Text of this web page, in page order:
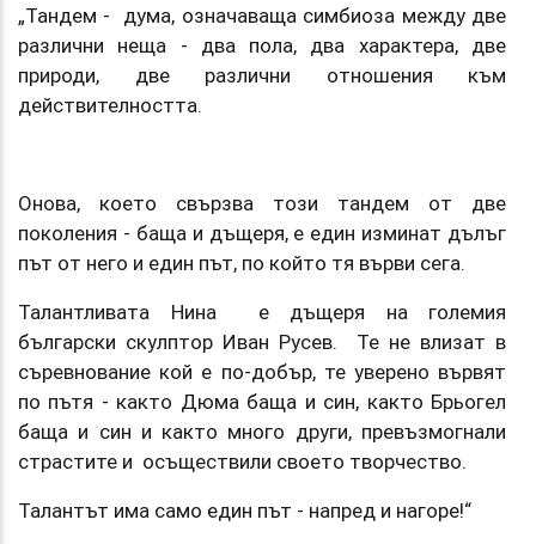
„Тандем - дума, означаваща симбиоза между две
различни неща - два пола, два характера, две
природи, две различни отношения към
действителността.
Онова, което свързва този тандем от две
поколения - баща и дъщеря, е един изминат дълъг
път от него и един път, по който тя върви сега.
Талантливата Нина е дъщеря на големия
български скулптор Иван Русев. Те не влизат в
съревнование кой е по-добър, те уверено вървят
по пътя - както Дюма баща и син, както Брьогел
баща и син и както много други, превъзмогнали
страстите и осъществили своето творчество.
Талантът има само един път - напред и нагоре!“